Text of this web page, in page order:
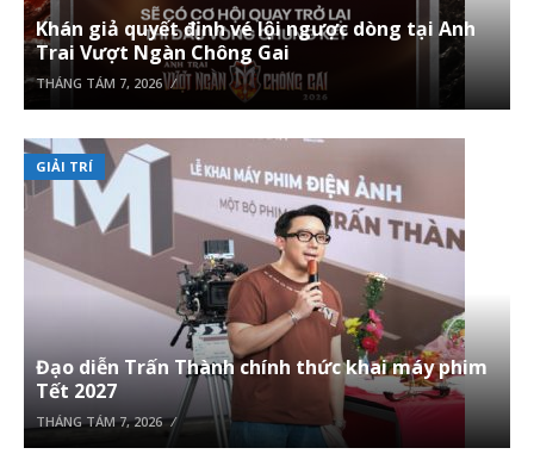
Khán giả quyết định vé lội ngược dòng tại Anh
Trai Vượt Ngàn Chông Gai
THÁNG TÁM 7, 2026
GIẢI TRÍ
Đạo diễn Trấn Thành chính thức khai máy phim
Tết 2027
THÁNG TÁM 7, 2026